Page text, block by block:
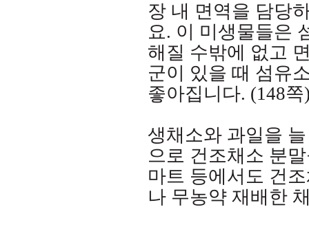
장 내 면역을 담당
요. 이 미생물들은
해질 수밖에 없고
군이 있을 때 섬유
좋아집니다. (148쪽
생채소와 과일을
으로 건조채소 분
마트 등에서도 건
나 무농약 재배한